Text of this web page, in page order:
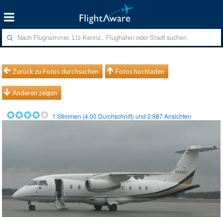
Zurück zu Fotos durchsuchen Fotos hochladen
Anderen zeigen
1 Stimmen (4.00 Durchschnitt) und2.987Ansichten